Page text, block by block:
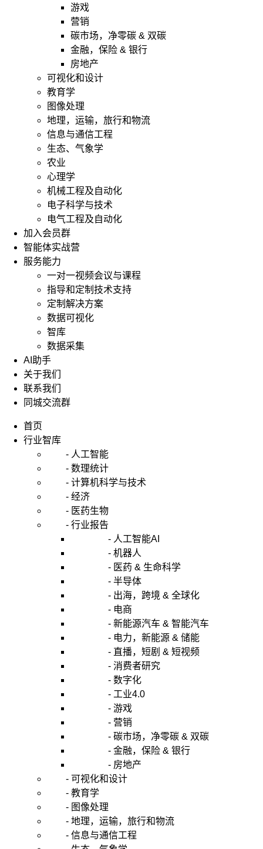
游戏
营销
碳市场，净零碳 & 双碳
金融，保险 & 银行
房地产
可视化和设计
教育学
图像处理
地理，运输，旅行和物流
信息与通信工程
生态、气象学
农业
心理学
机械工程及自动化
电子科学与技术
电气工程及自动化
加入会员群
智能体实战营
服务能力
一对一视频会议与课程
指导和定制技术支持
定制解决方案
数据可视化
智库
数据采集
AI助手
关于我们
联系我们
同城交流群
首页
行业智库
- 人工智能
- 数理统计
- 计算机科学与技术
- 经济
- 医药生物
- 行业报告
- 人工智能AI
- 机器人
- 医药 & 生命科学
- 半导体
- 出海，跨境 & 全球化
- 电商
- 新能源汽车 & 智能汽车
- 电力，新能源 & 储能
- 直播，短剧 & 短视频
- 消费者研究
- 数字化
- 工业4.0
- 游戏
- 营销
- 碳市场，净零碳 & 双碳
- 金融，保险 & 银行
- 房地产
- 可视化和设计
- 教育学
- 图像处理
- 地理，运输，旅行和物流
- 信息与通信工程